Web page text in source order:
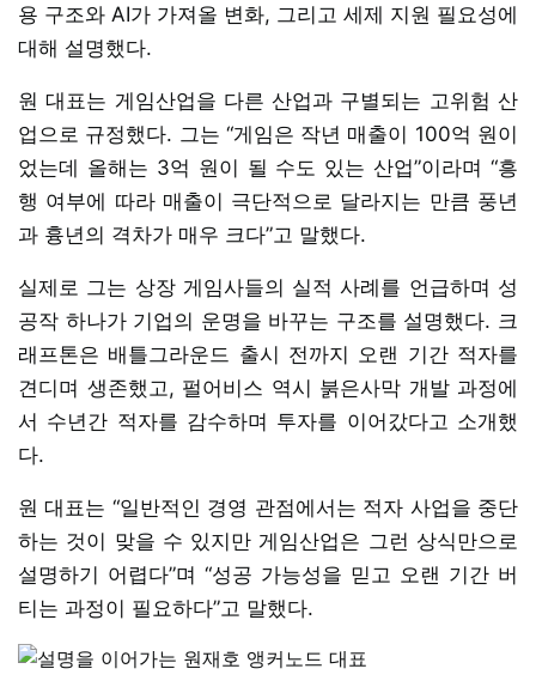
용 구조와 AI가 가져올 변화, 그리고 세제 지원 필요성에
대해 설명했다.
원 대표는 게임산업을 다른 산업과 구별되는 고위험 산
업으로 규정했다. 그는 “게임은 작년 매출이 100억 원이
었는데 올해는 3억 원이 될 수도 있는 산업”이라며 “흥
행 여부에 따라 매출이 극단적으로 달라지는 만큼 풍년
과 흉년의 격차가 매우 크다”고 말했다.
실제로 그는 상장 게임사들의 실적 사례를 언급하며 성
공작 하나가 기업의 운명을 바꾸는 구조를 설명했다. 크
래프톤은 배틀그라운드 출시 전까지 오랜 기간 적자를
견디며 생존했고, 펄어비스 역시 붉은사막 개발 과정에
서 수년간 적자를 감수하며 투자를 이어갔다고 소개했
다.
원 대표는 “일반적인 경영 관점에서는 적자 사업을 중단
하는 것이 맞을 수 있지만 게임산업은 그런 상식만으로
설명하기 어렵다”며 “성공 가능성을 믿고 오랜 기간 버
티는 과정이 필요하다”고 말했다.